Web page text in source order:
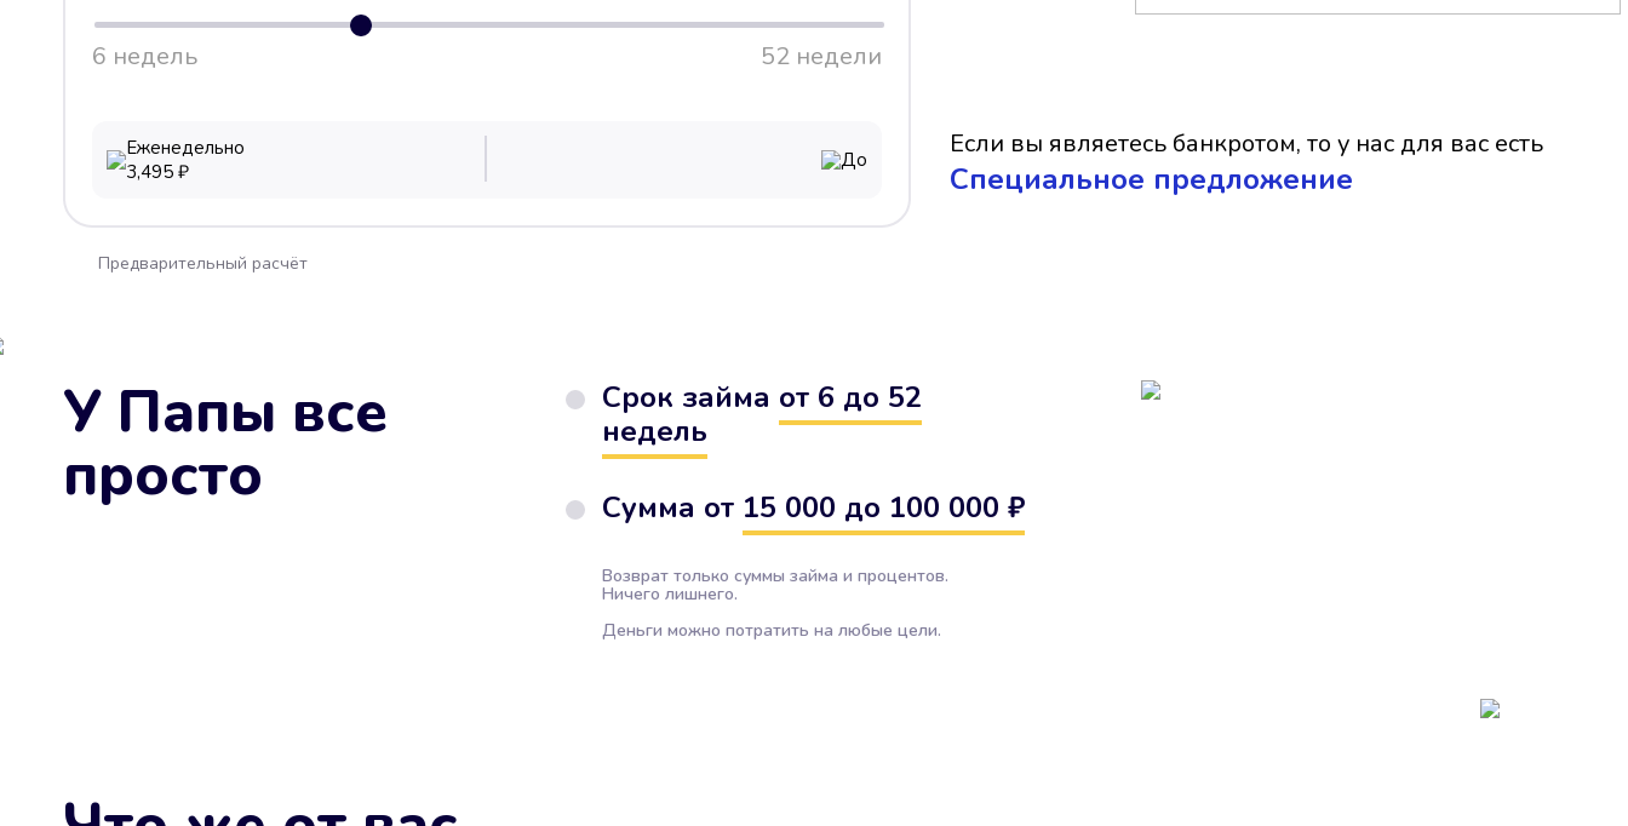
6 недель 52 недели
Еженедельно
3,495 ₽ До Если вы являетесь банкротом, то у нас для вас есть
Cпециальное предложение
Предварительный расчёт
У Папы все
просто
Срок займа от 6 до 52
недель
Сумма от 15 000 до 100 000 ₽
Возврат только суммы займа и процентов.
Ничего лишнего.
Деньги можно потратить на любые цели.